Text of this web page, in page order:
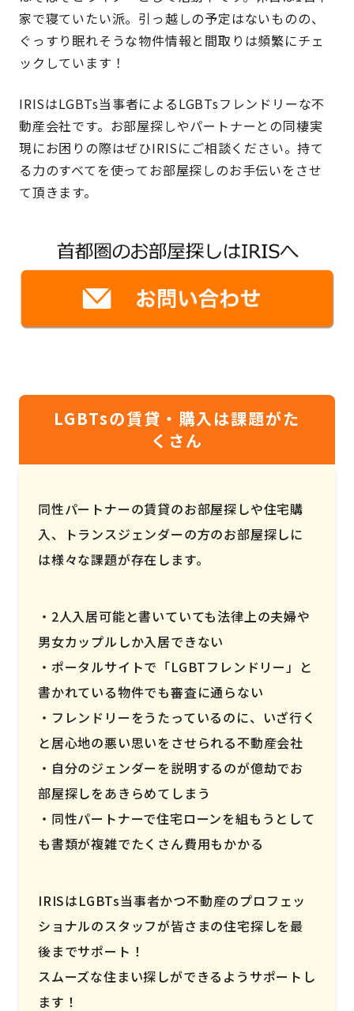
家で寝ていたい派。引っ越しの予定はないものの、
ぐっすり眠れそうな物件情報と間取りは頻繁にチェ
ックしています！
IRISはLGBTs当事者によるLGBTsフレンドリーな不
動産会社です。お部屋探しやパートナーとの同棲実
現にお困りの際はぜひIRISにご相談ください。持て
る力のすべてを使ってお部屋探しのお手伝いをさせ
て頂きます。
LGBTsの賃貸・購入は課題がた
くさん
同性パートナーの賃貸のお部屋探しや住宅購
入、トランスジェンダーの方のお部屋探しに
は様々な課題が存在します。
2人入居可能と書いていても法律上の夫婦や
男女カップルしか入居できない
ポータルサイトで「LGBTフレンドリー」と
書かれている物件でも審査に通らない
フレンドリーをうたっているのに、いざ行く
と居心地の悪い思いをさせられる不動産会社
自分のジェンダーを説明するのが億劫でお
部屋探しをあきらめてしまう
同性パートナーで住宅ローンを組もうとして
も書類が複雑でたくさん費用もかかる
IRISはLGBTs当事者かつ不動産のプロフェッ
ショナルのスタッフが皆さまの住宅探しを最
後までサポート！
スムーズな住まい探しができるようサポートし
ます！